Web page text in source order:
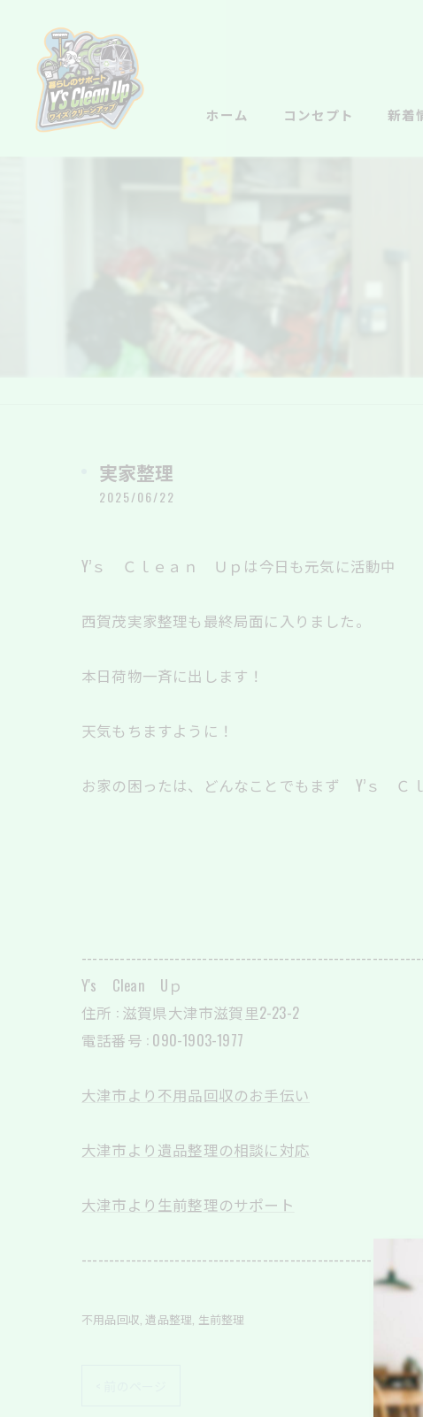
ホーム コンセプト 新着
実家整理
2025/06/22
Y’ｓ Ｃｌｅａｎ Ｕｐは今日も元気に活動中
西賀茂実家整理も最終局面に入りました。
本日荷物一斉に出します！
天気もちますように！
お家の困ったは、どんなことでもまず Y’ｓ Ｃ
Y's Clean Uｐ
住所 : 滋賀県大津市滋賀里2-23-2
電話番号 : 090-1903-1977
大津市より不用品回収のお手伝い
大津市より遺品整理の相談に対応
大津市より生前整理のサポート
不用品回収 遺品整理 生前整理